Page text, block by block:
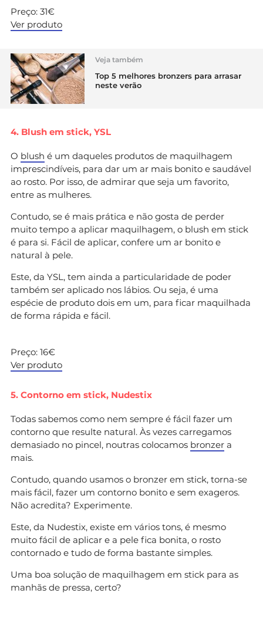
Preço: 31€
Ver produto
Veja também
Top 5 melhores bronzers para arrasar
neste verão
4. Blush em stick, YSL
O blush é um daqueles produtos de maquilhagem
imprescindíveis, para dar um ar mais bonito e saudável
ao rosto. Por isso, de admirar que seja um favorito,
entre as mulheres.
Contudo, se é mais prática e não gosta de perder
muito tempo a aplicar maquilhagem, o blush em stick
é para si. Fácil de aplicar, confere um ar bonito e
natural à pele.
Este, da YSL, tem ainda a particularidade de poder
também ser aplicado nos lábios. Ou seja, é uma
espécie de produto dois em um, para ficar maquilhada
de forma rápida e fácil.
Preço: 16€
Ver produto
5. Contorno em stick, Nudestix
Todas sabemos como nem sempre é fácil fazer um
contorno que resulte natural. Às vezes carregamos
demasiado no pincel, noutras colocamos bronzer a
mais.
Contudo, quando usamos o bronzer em stick, torna-se
mais fácil, fazer um contorno bonito e sem exageros.
Não acredita? Experimente.
Este, da Nudestix, existe em vários tons, é mesmo
muito fácil de aplicar e a pele fica bonita, o rosto
contornado e tudo de forma bastante simples.
Uma boa solução de maquilhagem em stick para as
manhãs de pressa, certo?